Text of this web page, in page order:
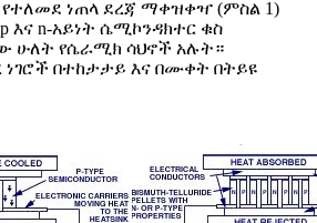
የተለመደ ነጠላ ደረጃ ማቀዝቀዣ (ምስል 1)
እና n-አይነት ሴሚኮንዳክተር ቁስ
ሁለት የሴራሚክ ሳህኖች አሉት።
በተከታታይ እና በሙቀት በትይዩ